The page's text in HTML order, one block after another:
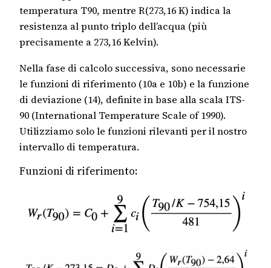
temperatura T90, mentre R(273,16 K) indica la
resistenza al punto triplo dell’acqua (più
precisamente a 273,16 Kelvin).
Nella fase di calcolo successiva, sono necessarie
le funzioni di riferimento (10a e 10b) e la funzione
di deviazione (14), definite in base alla scala ITS-
90 (International Temperature Scale of 1990).
Utilizziamo solo le funzioni rilevanti per il nostro
intervallo di temperatura.
Funzioni di riferimento: